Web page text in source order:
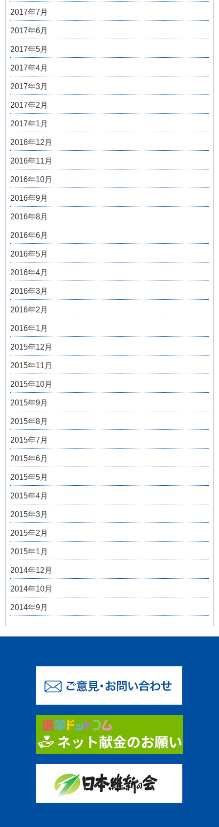
2017年7月
2017年6月
2017年5月
2017年4月
2017年3月
2017年2月
2017年1月
2016年12月
2016年11月
2016年10月
2016年9月
2016年8月
2016年6月
2016年5月
2016年4月
2016年3月
2016年2月
2016年1月
2015年12月
2015年11月
2015年10月
2015年9月
2015年8月
2015年7月
2015年6月
2015年5月
2015年4月
2015年3月
2015年2月
2015年1月
2014年12月
2014年10月
2014年9月